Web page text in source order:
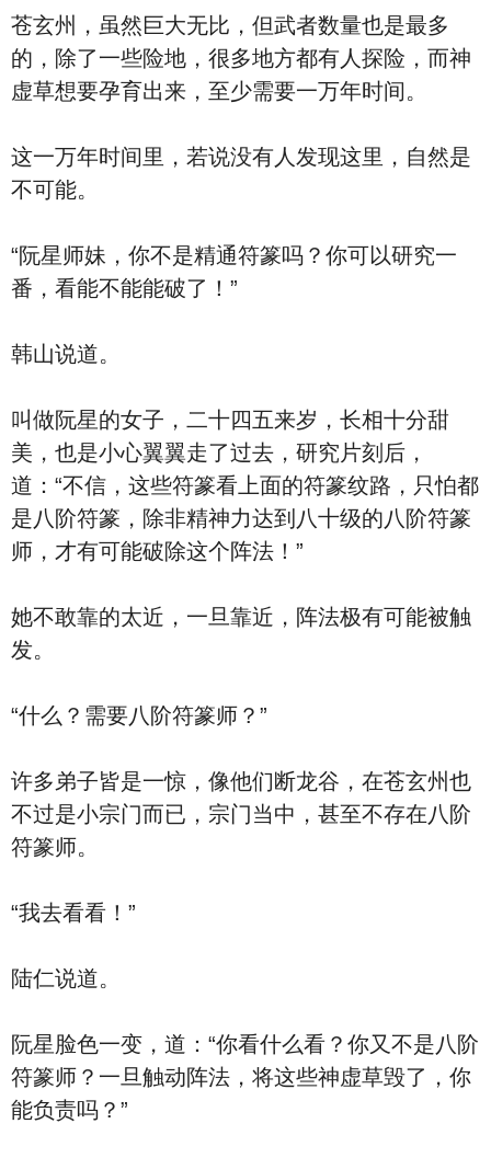
苍玄州，虽然巨大无比，但武者数量也是最多
的，除了一些险地，很多地方都有人探险，而神
虚草想要孕育出来，至少需要一万年时间。
这一万年时间里，若说没有人发现这里，自然是
不可能。
“阮星师妹，你不是精通符篆吗？你可以研究一
番，看能不能能破了！”
韩山说道。
叫做阮星的女子，二十四五来岁，长相十分甜
美，也是小心翼翼走了过去，研究片刻后，
道：“不信，这些符篆看上面的符篆纹路，只怕都
是八阶符篆，除非精神力达到八十级的八阶符篆
师，才有可能破除这个阵法！”
她不敢靠的太近，一旦靠近，阵法极有可能被触
发。
“什么？需要八阶符篆师？”
许多弟子皆是一惊，像他们断龙谷，在苍玄州也
不过是小宗门而已，宗门当中，甚至不存在八阶
符篆师。
“我去看看！”
陆仁说道。
阮星脸色一变，道：“你看什么看？你又不是八阶
符篆师？一旦触动阵法，将这些神虚草毁了，你
能负责吗？”